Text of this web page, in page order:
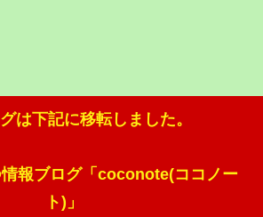
は下記に移転しました。
報ブログ「coconote(ココノー
ト)」